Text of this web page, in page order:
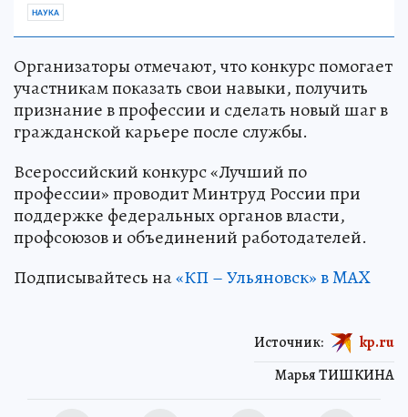
НАУКА
Организаторы отмечают, что конкурс помогает
участникам показать свои навыки, получить
признание в профессии и сделать новый шаг в
гражданской карьере после службы.
Всероссийский конкурс «Лучший по
профессии» проводит Минтруд России при
поддержке федеральных органов власти,
профсоюзов и объединений работодателей.
Подписывайтесь на«КП – Ульяновск» в MAX
Марья ТИШКИНА
Источник: kp.ru